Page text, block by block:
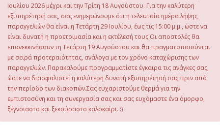
Ιουλίου 2026 μέχρι και την Τρίτη 18 Αυγούστου. Για την καλύτερη
εξυπηρέτησή σας, σας ενημερώνουμε ότι η τελευταία ημέρα λήψης
παραγγελιών θα είναι η Τετάρτη 29 Ιουλίου, έως τις 15:00 μ.μ., ώστε να
είναι δυνατή η προετοιμασία και η εκτέλεσή τους.Οι αποστολές θα
επανεκκινήσουν τη Τετάρτη 19 Αυγούστου και θα πραγματοποιούνται
με σειρά προτεραιότητας, ανάλογα με τον χρόνο καταχώρισης των
παραγγελιών. Παρακαλούμε προγραμματίστε έγκαιρα τις ανάγκες σας,
ώστε να διασφαλιστεί η καλύτερη δυνατή εξυπηρέτησή σας πριν από
την περίοδο των διακοπών.Σας ευχαριστούμε θερμά για την
εμπιστοσύνη και τη συνεργασία σας και σας ευχόμαστε ένα όμορφο,
ξέγνοιαστο και ξεκούραστο καλοκαίρι. :)